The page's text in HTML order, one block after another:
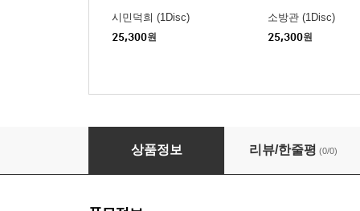
시민덕희 (1Disc)
25,300원
소방관 (1Disc)
25,300원
하얼빈 (1Disc)
상품정보 리뷰/한줄평 (0/0)